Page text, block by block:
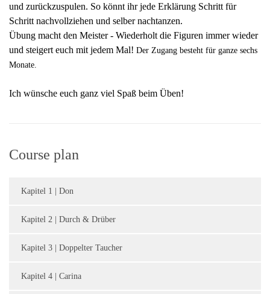
und zurückzuspulen. So könnt ihr jede Erklärung Schritt für
Schritt nachvollziehen und selber nachtanzen.
Übung macht den Meister - Wiederholt die Figuren immer wieder
und steigert euch mit jedem Mal! Der Zugang besteht für ganze sechs
Monate.
Ich wünsche euch ganz viel Spaß beim Üben!
Course plan
Kapitel 1 | Don
Kapitel 2 | Durch & Drüber
Kapitel 3 | Doppelter Taucher
Kapitel 4 | Carina